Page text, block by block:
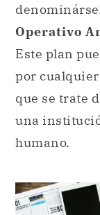
Operativo
Este plan
por
que se trate
una
humano.